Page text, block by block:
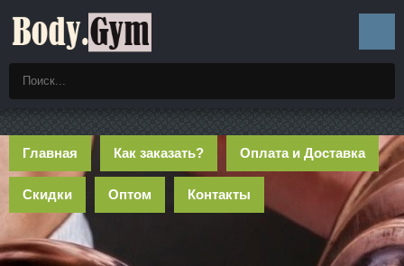
Главная Как заказать? Оплата и Доставка
Скидки Оптом Контакты